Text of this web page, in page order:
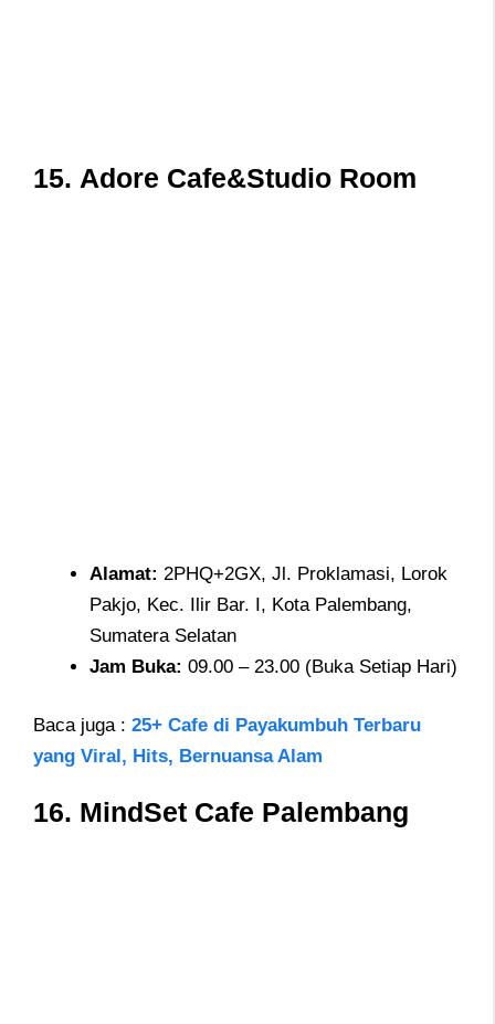
15. Adore Cafe&Studio Room
Alamat: 2PHQ+2GX, Jl. Proklamasi, Lorok
Pakjo, Kec. Ilir Bar. I, Kota Palembang,
Sumatera Selatan
Jam Buka: 09.00 – 23.00 (Buka Setiap Hari)
Baca juga : 25+ Cafe di Payakumbuh Terbaru
yang Viral, Hits, Bernuansa Alam
16. MindSet Cafe Palembang